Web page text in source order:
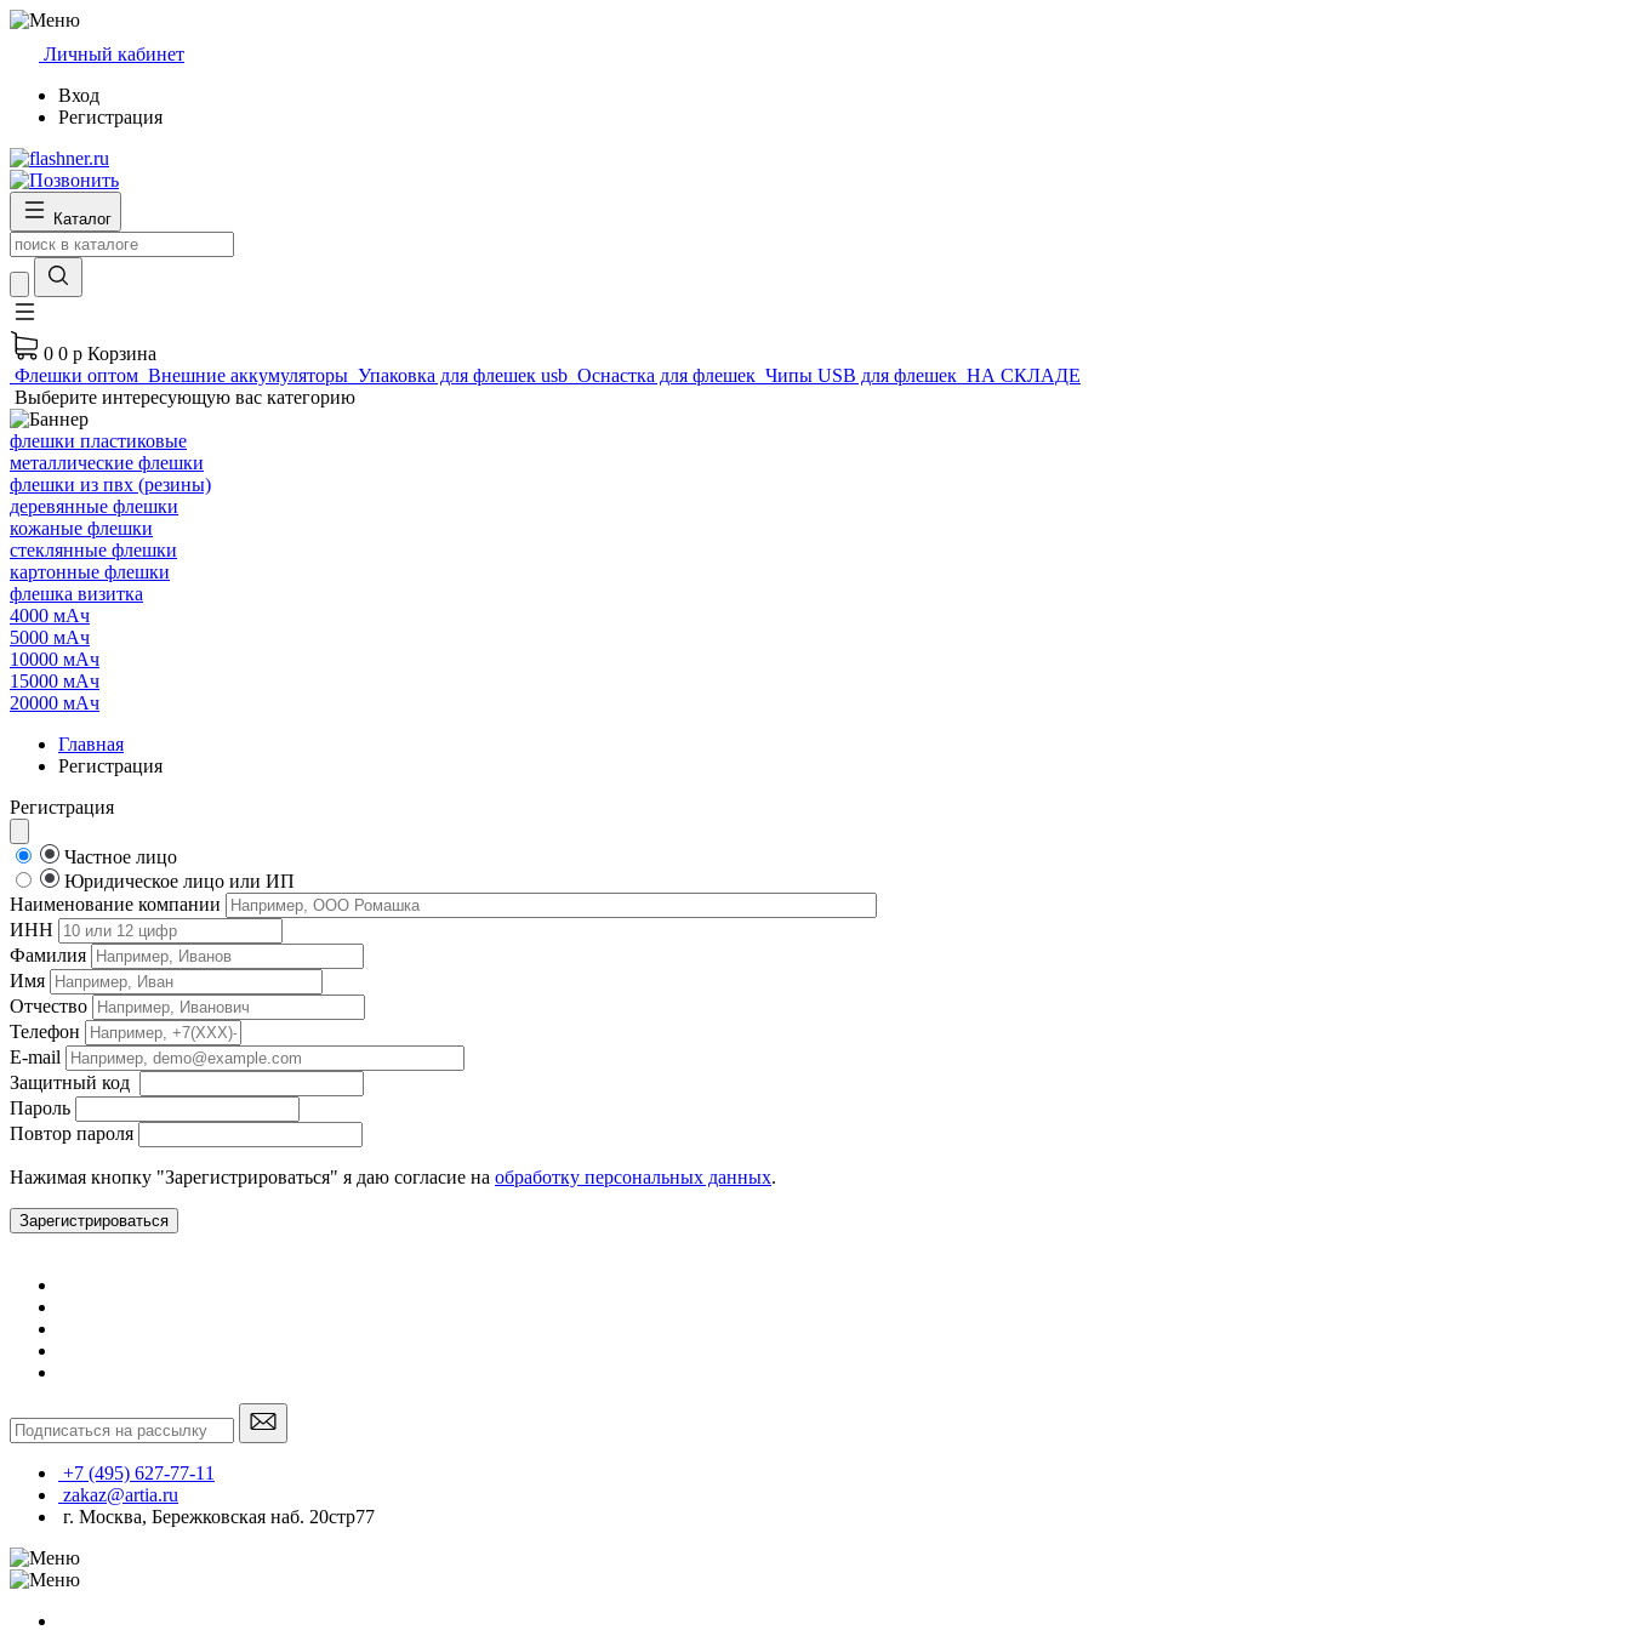
Личный кабинет
Вход
Регистрация
Каталог
0 0 р Корзина
Флешки оптом Внешние аккумуляторы Упаковка для флешек usb Оснастка для флешек Чипы USB для флешек НА СКЛАДЕ
Выберите интересующую вас категорию
флешки пластиковые
металлические флешки
флешки из пвх (резины)
деревянные флешки
кожаные флешки
стеклянные флешки
картонные флешки
флешка визитка
4000 мАч
5000 мАч
10000 мАч
15000 мАч
20000 мАч
Главная
Регистрация
Регистрация
Частное лицо
Юридическое лицо или ИП
Наименование компании
ИНН
Фамилия
Имя
Отчество
Телефон
E-mail
Защитный код
Пароль
Повтор пароля
Нажимая кнопку "Зарегистрироваться" я даю согласие на обработку персональных данных.
Зарегистрироваться
+7 (495) 627-77-11
zakaz@artia.ru
г. Москва, Бережковская наб. 20стр77